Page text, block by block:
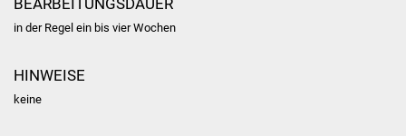
in der Regel ein bis vier Wochen
HINWEISE
keine